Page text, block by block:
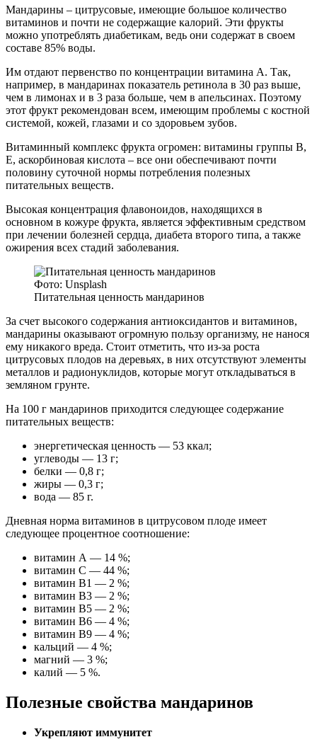
Мандарины – цитрусовые, имеющие большое количество
витаминов и почти не содержащие калорий. Эти фрукты
можно употреблять диабетикам, ведь они содержат в своем
составе 85% воды.
Им отдают первенство по концентрации витамина А. Так,
например, в мандаринах показатель ретинола в 30 раз выше,
чем в лимонах и в 3 раза больше, чем в апельсинах. Поэтому
этот фрукт рекомендован всем, имеющим проблемы с костной
системой, кожей, глазами и со здоровьем зубов.
Витаминный комплекс фрукта огромен: витамины группы В,
Е, аскорбиновая кислота – все они обеспечивают почти
половину суточной нормы потребления полезных
питательных веществ.
Высокая концентрация флавоноидов, находящихся в
основном в кожуре фрукта, является эффективным средством
при лечении болезней сердца, диабета второго типа, а также
ожирения всех стадий заболевания.
Фото: Unsplash
Питательная ценность мандаринов
За счет высокого содержания антиоксидантов и витаминов,
мандарины оказывают огромную пользу организму, не нанося
ему никакого вреда. Стоит отметить, что из-за роста
цитрусовых плодов на деревьях, в них отсутствуют элементы
металлов и радионуклидов, которые могут откладываться в
земляном грунте.
На 100 г мандаринов приходится следующее содержание
питательных веществ:
энергетическая ценность — 53 ккал;
углеводы — 13 г;
белки — 0,8 г;
жиры — 0,3 г;
вода — 85 г.
Дневная норма витаминов в цитрусовом плоде имеет
следующее процентное соотношение:
витамин А — 14 %;
витамин C — 44 %;
витамин B1 — 2 %;
витамин B3 — 2 %;
витамин B5 — 2 %;
витамин B6 — 4 %;
витамин B9 — 4 %;
кальций — 4 %;
магний — 3 %;
калий — 5 %.
Полезные свойства мандаринов
Укрепляют иммунитет